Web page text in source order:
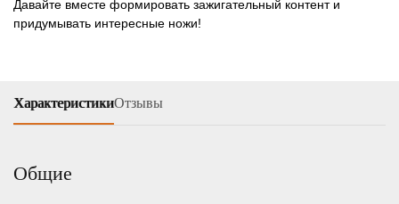
Давайте вместе формировать зажигательный контент и
придумывать интересные ножи!
ХарактеристикиОтзывы
Общие